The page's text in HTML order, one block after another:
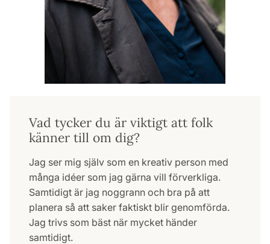
Vad tycker du är viktigt att folk
känner till om dig?
Jag ser mig själv som en kreativ person med
många idéer som jag gärna vill förverkliga.
Samtidigt är jag noggrann och bra på att
planera så att saker faktiskt blir genomförda.
Jag trivs som bäst när mycket händer
samtidigt.